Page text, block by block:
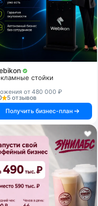
стойки
от 480 000 ₽
5 отзывов
Получить бизнес-план